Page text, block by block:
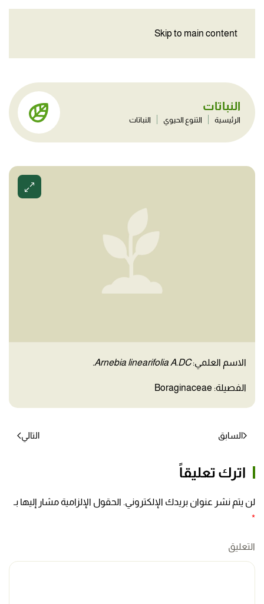
Skip to main content
النباتات
الرئيسية التنوع الحيوي النباتات
الاسم العلمي:Arnebia linearifolia A.DC.
الفصيلة: Boraginaceae
السابق التالي
اترك تعليقاً
لن يتم نشر عنوان بريدك الإلكتروني. الحقول الإلزامية مشار إليها بـ
*
التعليق